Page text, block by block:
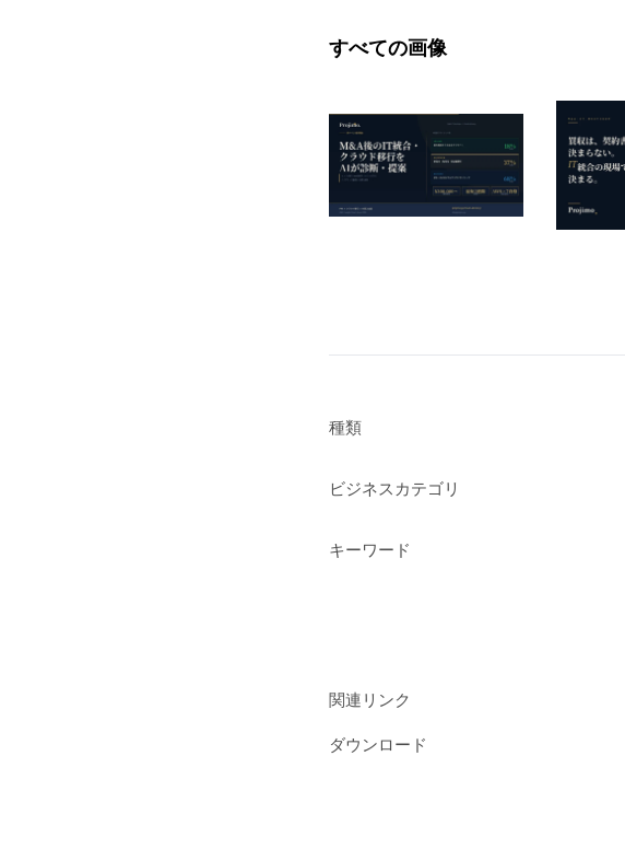
すべての画像
種類
ビジネスカテゴリ
キーワード
関連リンク
ダウンロード